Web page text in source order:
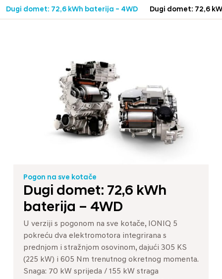
Dugi domet: 72,6 kWh baterija – 4WD Dugi domet: 72,6
Pogon na sve kotače
Dugi domet: 72,6 kWh
baterija – 4WD
U verziji s pogonom na sve kotače, IONIQ 5
pokreću dva elektromotora integrirana s
prednjom i stražnjom osovinom, dajući 305 KS
(225 kW) i 605 Nm trenutnog okretnog momenta.
Snaga: 70 kW sprijeda / 155 kW straga